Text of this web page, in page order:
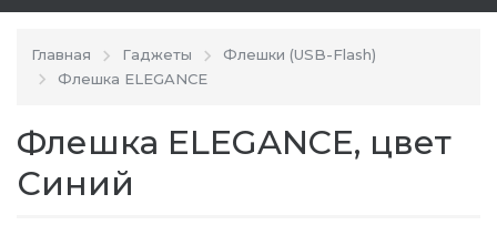
Главная Гаджеты
Флешки (USB-Flash)
Флешка ELEGANCE
Флешка ELEGANCE, цвет
Синий